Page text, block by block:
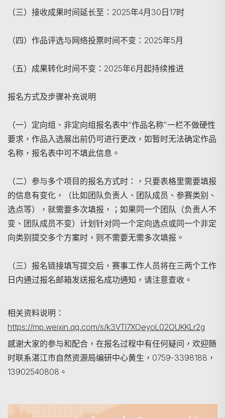
（三）接收成果时间延长至：2025年4月30日17时
（四）作品评选与网络投票时间不变：2025年5月
（五）成果转化时间不变：2025年6月起持续推进
报名方式及步骤补充说明
（一）定向组、非定向组报名表中“作品名称”一栏不做硬性
要求，作品入选展出前仍可进行更改，如暂时无法确定作品
名称，报名表中可不填此信息。
（二）参与多个项目的报名方式时：，只要表格里需要填报
的信息有变化，（比如团队负责人、团队成员、参赛类别、
选点等），就需要多次填报，；如果同一个团队（负责人不
变、团队成员不变）计划针对同一个定向选点或同一个非定
向类别提交多个方案时，则不需要无需多次填报。
（三）报名链接填写提交后，赛事工作人员将在三两个工作
日内通过报名邮箱发送报名成功通知，请注意查收。
相关资料说明：
https://mp.weixin.qq.com/s/k3VTI7XOeyoL02OUKKLr2g
感谢大家的参与和配合，在报名过程中有任何疑问，欢迎随
时联系湛江市自然资源局编研中心黄生，0759-3398188，
13902540808。